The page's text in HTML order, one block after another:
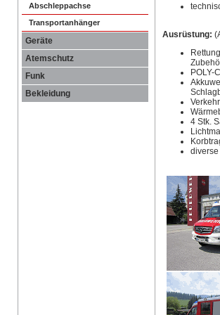
Abschleppachse
Transportanhänger
Geräte
Atemschutz
Funk
Bekleidung
Ausrüstung:
POLY-
4 Stk.